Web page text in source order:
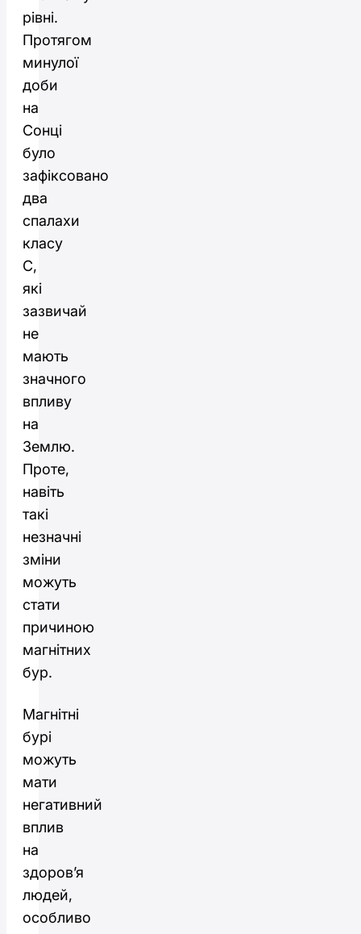
рівні.
Протягом
минулої
доби
на
Сонці
було
зафіксовано
два
спалахи
класу
С,
які
зазвичай
не
мають
значного
впливу
на
Землю.
Проте,
навіть
такі
незначні
зміни
можуть
стати
причиною
магнітних
бур.
Магнітні
бурі
можуть
мати
негативний
вплив
на
здоров’я
людей,
особливо